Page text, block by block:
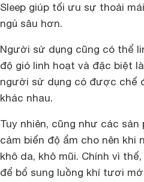
Sleep giúp tối ưu sự thoải
ngủ sâu hơn.
Người sử dụng cũng có thể
độ gió linh hoạt và đặc biệt
người sử dụng có được chế
khác nhau.
Tuy nhiên, cũng như các
cảm biến độ ẩm cho nên khi
khô da, khô mũi. Chính vì
để bổ sung luồng khí tươi